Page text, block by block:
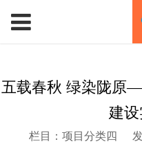
五载春秋 绿染陇原
建
栏目：项目分类四